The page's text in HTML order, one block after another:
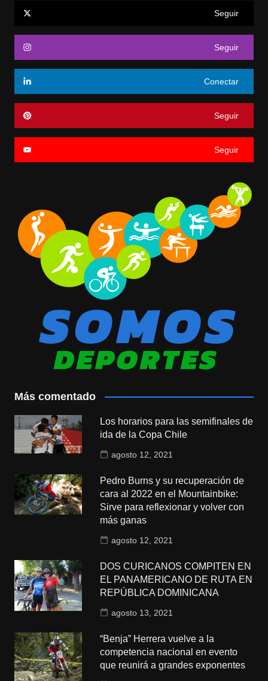
Seguir
Seguir
Conectar
Seguir
Seguir
Más comentado
Los horarios para las semifinales de
ida de la Copa Chile
agosto 12, 2021
Pedro Burns y su recuperación de
cara al 2022 en el Mountainbike:
Sirve para reflexionar y volver con
más ganas
agosto 12, 2021
DOS CURICANOS COMPITEN EN
EL PANAMERICANO DE RUTA EN
REPÚBLICA DOMINICANA
agosto 13, 2021
“Benja” Herrera vuelve a la
competencia nacional en evento
que reunirá a grandes exponentes